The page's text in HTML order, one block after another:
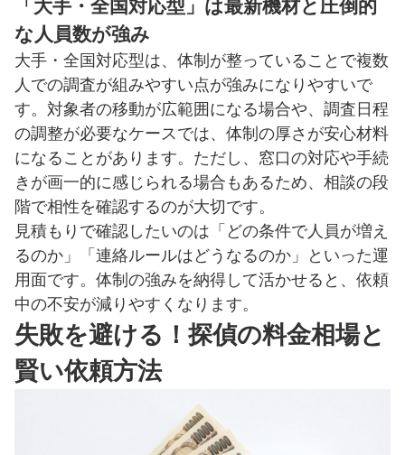
「大手・全国対応型」は最新機材と圧倒的
な人員数が強み
大手・全国対応型は、体制が整っていることで複数
人での調査が組みやすい点が強みになりやすいで
す。対象者の移動が広範囲になる場合や、調査日程
の調整が必要なケースでは、体制の厚さが安心材料
になることがあります。ただし、窓口の対応や手続
きが画一的に感じられる場合もあるため、相談の段
階で相性を確認するのが大切です。
見積もりで確認したいのは「どの条件で人員が増え
るのか」「連絡ルールはどうなるのか」といった運
用面です。体制の強みを納得して活かせると、依頼
中の不安が減りやすくなります。
失敗を避ける！探偵の料金相場と
賢い依頼方法